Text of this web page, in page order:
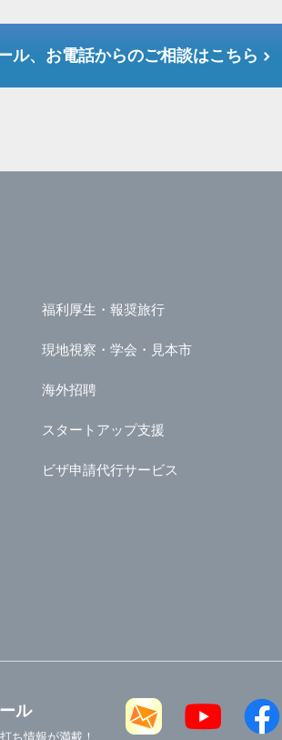
ル、お電話からのご相談はこちら
福利厚生・報奨旅行
現地視察・学会・見本市
海外招聘
スタートアップ支援
ビザ申請代行サービス
ル
ち情報が満載！